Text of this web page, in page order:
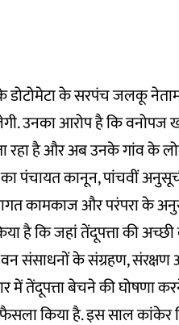
के सरपंच जलकू
उनका आरोप है कि
रहा है और अब उनके गांव के
कानून, पांचवीं
कामकाज और परंपरा
है कि जहां तेंदूपत्ता की
संसाधनों के संग्रहण, संरक्षण
तेंदूपत्ता बेचने की घोषणा
किया है. इस साल